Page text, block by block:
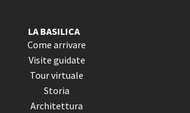
LA BASILICA
Come arrivare
Visite guidate
Tour virtuale
Storia
Architettura